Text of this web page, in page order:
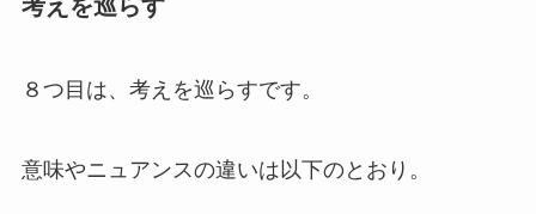
考えを巡らす
８つ目は、考えを巡らすです。
意味やニュアンスの違いは以下のとおり。